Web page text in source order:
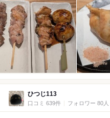
ひつじ113
口コミ 639件 フォロワー 80人